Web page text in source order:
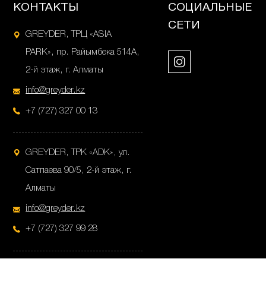
КОНТАКТЫ
GREYDER, ТРЦ «ASIA
PARK», пр. Райымбека 514А,
2-й этаж, г. Алматы
info@greyder.kz
+7 (727) 327 00 13
GREYDER, ТРК «ADK», ул.
Сатпаева 90/5, 2-й этаж, г.
Алматы
info@greyder.kz
+7 (727) 327 99 28
СОЦИАЛЬНЫЕ
СЕТИ